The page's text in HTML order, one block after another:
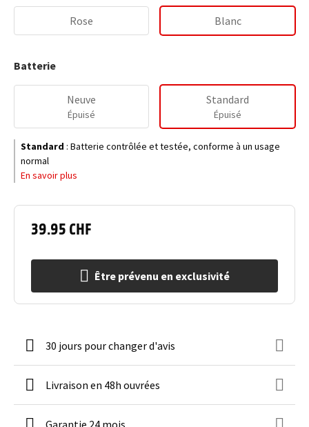
39.95 CHF
Être prévenu en exclusivité
Rose Blanc
Batterie
Neuve
Épuisé
Standard
Épuisé
Standard : Batterie contrôlée et testée, conforme à un usage
normal
En savoir plus
30 jours pour changer d'avis
Livraison en 48h ouvrées
Garantie 24 mois